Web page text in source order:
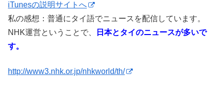
iTunesの説明サイトへ
私の感想：普通にタイ語でニュースを配信しています。
NHK運営ということで、
日本とタイのニュースが多いで
す。
http://www3.nhk.or.jp/nhkworld/th/